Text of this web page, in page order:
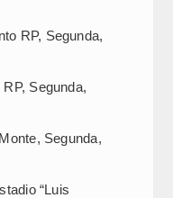
RP, Segunda,
Segunda,
Segunda,
“Luis